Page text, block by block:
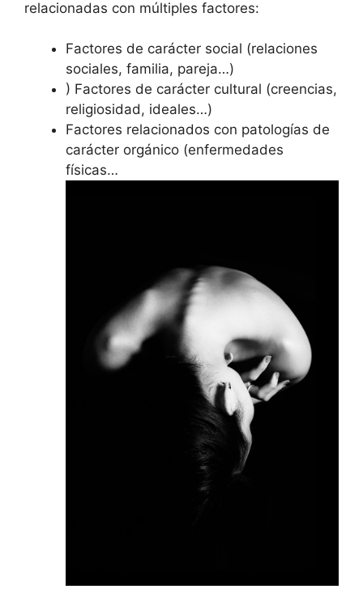
relacionadas con múltiples factores:
Factores de carácter social (relaciones
sociales, familia, pareja…)
) Factores de carácter cultural (creencias,
religiosidad, ideales…)
Factores relacionados con patologías de
carácter orgánico (enfermedades
físicas…